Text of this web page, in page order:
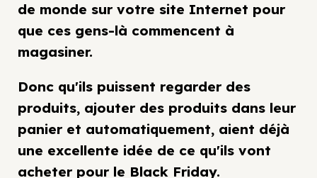
de monde sur votre site Internet pour
que ces gens-là commencent à
magasiner.
Donc qu'ils puissent regarder des
produits, ajouter des produits dans leur
panier et automatiquement, aient déjà
une excellente idée de ce qu'ils vont
acheter pour le Black Friday.